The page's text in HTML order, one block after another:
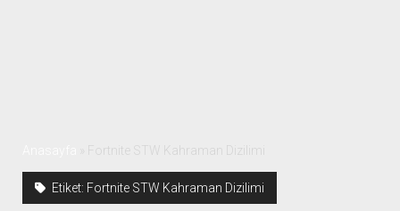
Fortnite STW Kahraman Dizilimi
Etiket: Fortnite STW Kahraman Dizilimi